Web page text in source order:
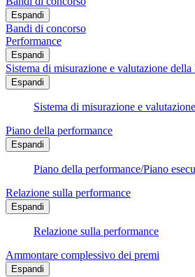
Espandi
Bandi di concorso
Performance
Espandi
Sistema di misurazione e valutazione della
Espandi
Sistema di misurazione e
Piano della performance
Espandi
Piano della performance/Piano
Relazione sulla performance
Espandi
Relazione sulla performance
Ammontare complessivo dei premi
Espandi